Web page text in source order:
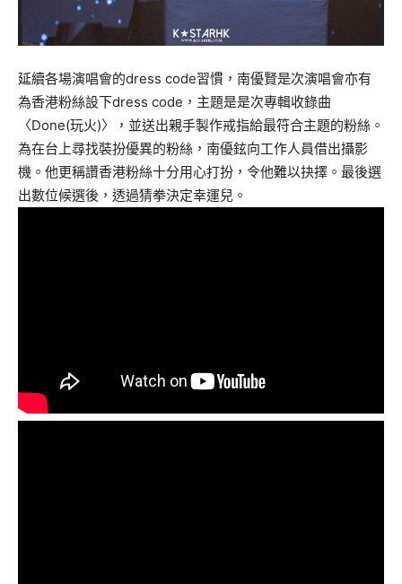
延續各場演唱會的dress code習慣，南優賢是次演唱會亦有
為香港粉絲設下dress code，主題是是次專輯收錄曲
〈Done(玩火)〉，並送出親手製作戒指給最符合主題的粉絲。
為在台上尋找裝扮優異的粉絲，南優鉉向工作人員借出攝影
機。他更稱讚香港粉絲十分用心打扮，令他難以抉擇。最後選
出數位候選後，透過猜拳決定幸運兒。